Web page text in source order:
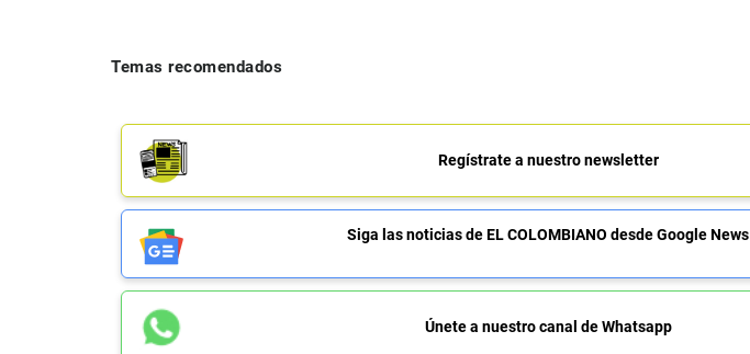
Temas recomendados
Regístrate a nuestro newsletter
Siga las noticias de EL COLOMBIANO desde Google News
Únete a nuestro canal de Whatsapp